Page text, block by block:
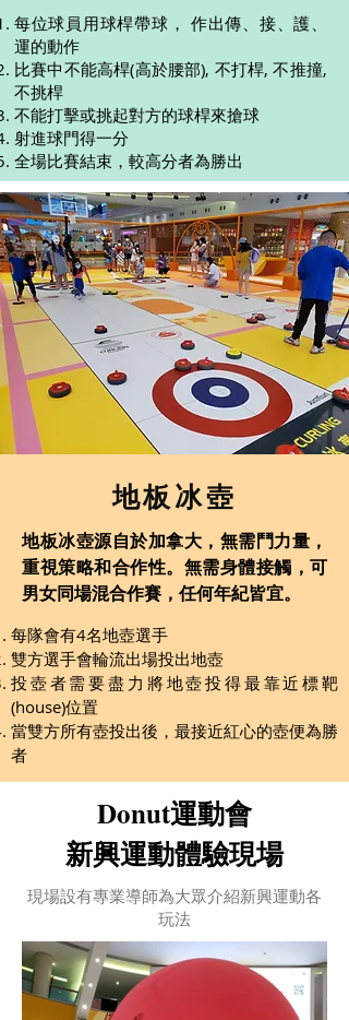
每位球員用球桿帶球， 作出傳、接、護、
運的動作
比賽中不能高桿(高於腰部), 不打桿, 不推撞,
不挑桿
不能打擊或挑起對方的球桿來搶球
射進球門得一分
全場比賽結束，較高分者為勝出
地板冰壺
地板冰壺源自於加拿大，無需鬥力量，
重視策略和合作性。無需身體接觸，可
男女同場混合作賽，任何年紀皆宜。
每隊會有4名地壺選手
雙方選手會輪流出場投出地壺
投壺者需要盡力將地壺投得最靠近標靶
(house)位置
當雙方所有壺投出後，最接近紅心的壺便為勝
者
Donut運動會
新興運動體驗現場
現場設有專業導師為大眾介紹新興運動各
玩法